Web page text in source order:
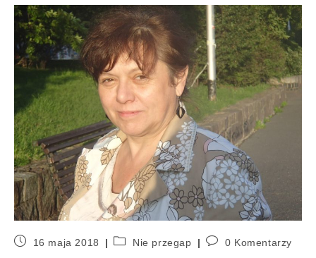
16 maja 2018 Nie przegap 0 Komentarzy